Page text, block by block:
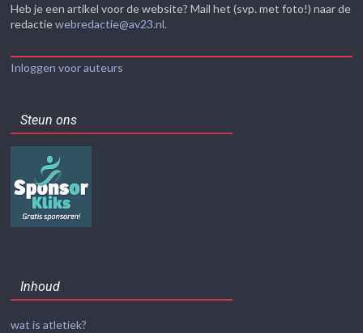
Heb je een artikel voor de website? Mail het (svp. met foto!) naar de
redactiewebredactie@av23.nl.
Inloggen voor auteurs
Steun ons
Inhoud
wat is atletiek?